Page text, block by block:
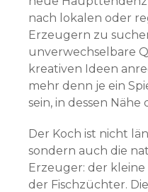
nach lokalen oder
Erzeugern zu
unverwechselbare
kreativen Ideen
mehr denn je ein
sein, in dessen Nähe
Der Koch ist nicht
sondern auch die
Erzeuger: der
der Fischzüchter.